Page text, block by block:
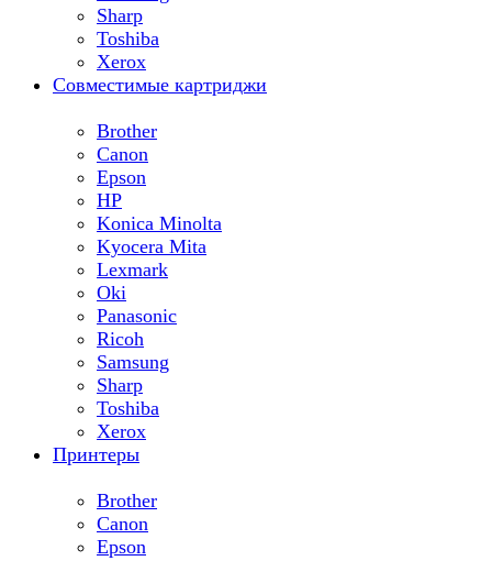
Sharp
Toshiba
Xerox
Совместимые картриджи
Brother
Canon
Epson
HP
Konica Minolta
Kyocera Mita
Lexmark
Oki
Panasonic
Ricoh
Samsung
Sharp
Toshiba
Xerox
Принтеры
Brother
Canon
Epson